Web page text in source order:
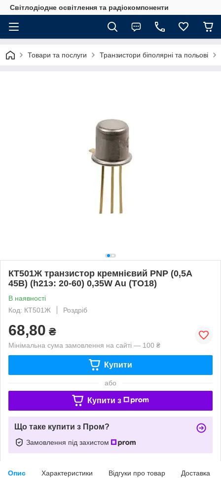
Світлодіодне освітлення та радіокомпоненти
Товари та послуги Транзистори біполярні та польові
КТ501Ж транзистор кремнієвий PNP (0,5А
45В) (h21э: 20-60) 0,35W Au (ТО18)
В наявності
Код: КТ501Ж
Роздріб
68,80 ₴
Мінімальна сума замовлення на сайті — 100 ₴
Купити
або
Купити з
Що таке купити з Пром?
Замовлення під захистом
Опис Характеристики Відгуки про товар Доставка